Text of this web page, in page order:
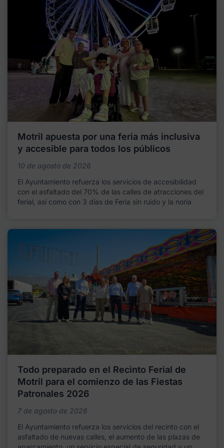
Motril apuesta por una feria más inclusiva
y accesible para todos los públicos
10 de agosto de 2026
El Ayuntamiento refuerza los servicios de accesibilidad
con el asfaltado del 70% de las calles de atracciones del
ferial, así como con 3 días de Feria sin ruido y la noria
Todo preparado en el Recinto Ferial de
Motril para el comienzo de las Fiestas
Patronales 2026
7 de agosto de 2026
El Ayuntamiento refuerza los servicios del recinto con el
asfaltado de nuevas calles, el aumento de las plazas de